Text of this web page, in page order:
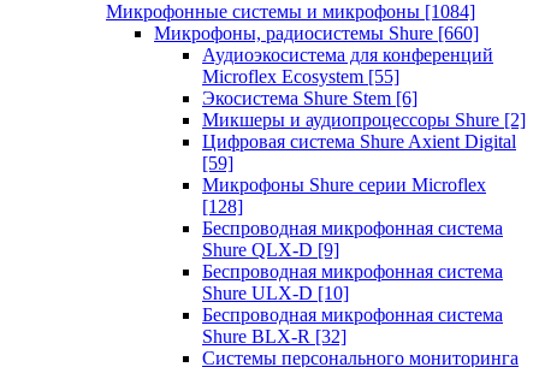
Микрофонные системы и микрофоны [1084]
Микрофоны, радиосистемы Shure [660]
Аудиоэкосистема для конференций
Microflex Ecosystem [55]
Экосистема Shure Stem [6]
Микшеры и аудиопроцессоры Shure [2]
Цифровая система Shure Axient Digital
[59]
Микрофоны Shure серии Microflex
[128]
Беспроводная микрофонная система
Shure QLX-D [9]
Беспроводная микрофонная система
Shure ULX-D [10]
Беспроводная микрофонная система
Shure BLX-R [32]
Системы персонального мониторинга